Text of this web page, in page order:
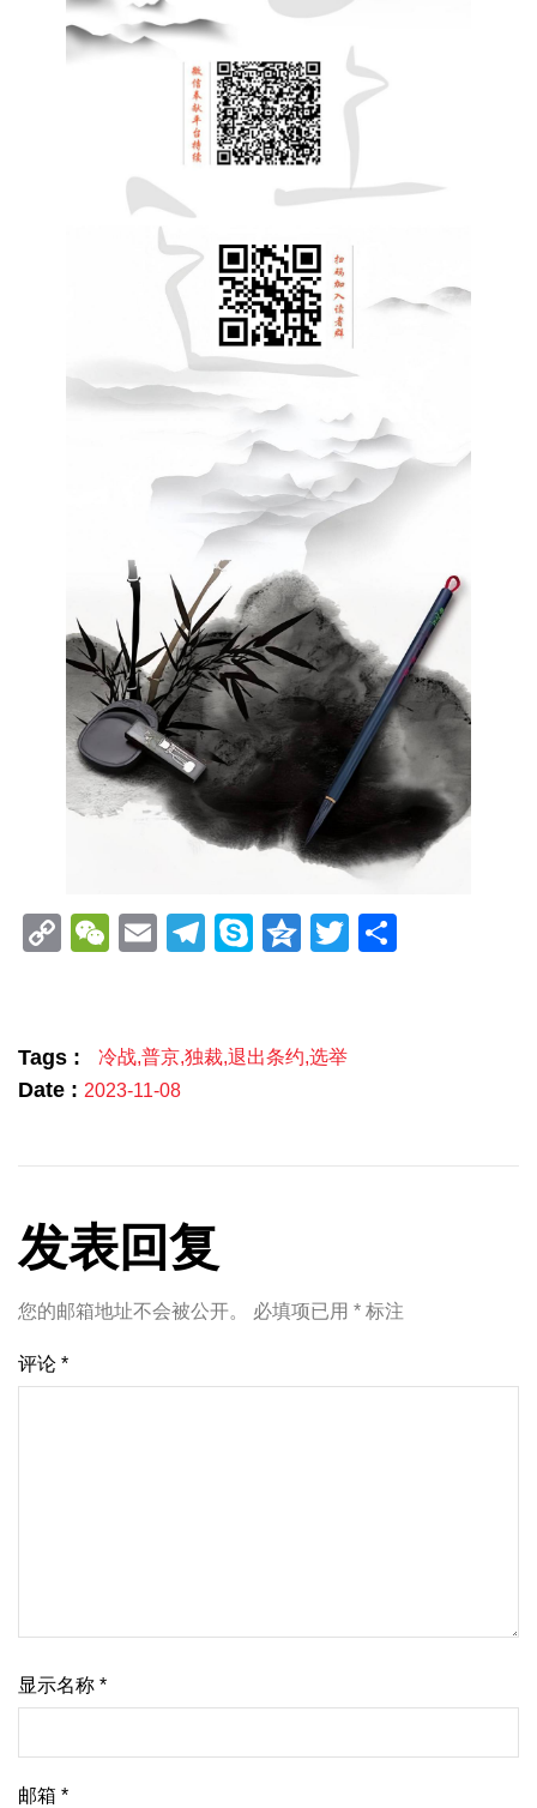
CopyWeChat
EmailTelegram
SkypeQzoneTwitter
Tags : 冷战,普京,独裁,退出条约,选举
Date : 2023-11-08
发表回复
您的邮箱地址不会被公开。 必填项已用 * 标注
评论 *
显示名称 *
邮箱 *